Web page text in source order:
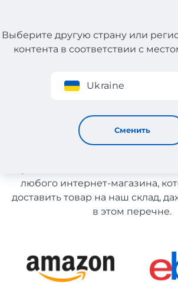
Регистрация
Выберите другую страну или
контента в соответствии с
Ukraine
Сменить
Белье из США
Белье из
любого интернет-магазина,
доставить товар на наш склад,
в этом перечне.